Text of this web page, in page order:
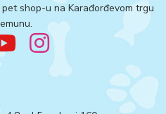
shop-u na Karađorđevom trgu